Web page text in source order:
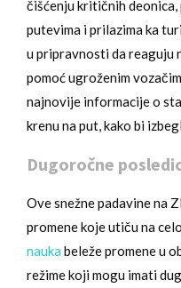
čišćenju kritičnih
putevima i prilazima ka
u pripravnosti da reaguju
pomoć ugroženim
najnovije informacije o
krenu na put, kako bi
Dugoročne
Ove snežne padavine na
promene koje utiču na
nauka beleže promene u
režime koji mogu imati